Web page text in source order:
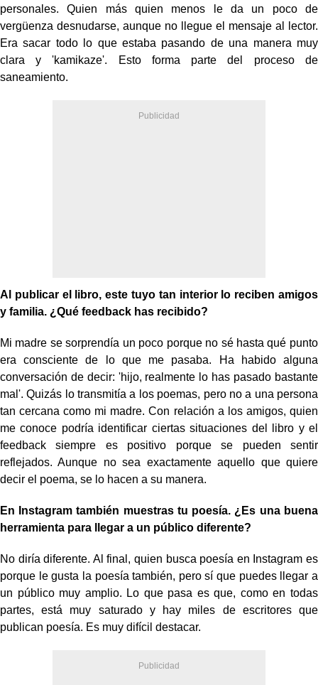
personales. Quien más quien menos le da un poco de
vergüenza desnudarse, aunque no llegue el mensaje al lector.
Era sacar todo lo que estaba pasando de una manera muy
clara y 'kamikaze'. Esto forma parte del proceso de
saneamiento.
Al publicar el libro, este tuyo tan interior lo reciben amigos
y familia. ¿Qué feedback has recibido?
Mi madre se sorprendía un poco porque no sé hasta qué punto
era consciente de lo que me pasaba. Ha habido alguna
conversación de decir: 'hijo, realmente lo has pasado bastante
mal'. Quizás lo transmitía a los poemas, pero no a una persona
tan cercana como mi madre. Con relación a los amigos, quien
me conoce podría identificar ciertas situaciones del libro y el
feedback siempre es positivo porque se pueden sentir
reflejados. Aunque no sea exactamente aquello que quiere
decir el poema, se lo hacen a su manera.
En Instagram también muestras tu poesía. ¿Es una buena
herramienta para llegar a un público diferente?
No diría diferente. Al final, quien busca poesía en Instagram es
porque le gusta la poesía también, pero sí que puedes llegar a
un público muy amplio. Lo que pasa es que, como en todas
partes, está muy saturado y hay miles de escritores que
publican poesía. Es muy difícil destacar.